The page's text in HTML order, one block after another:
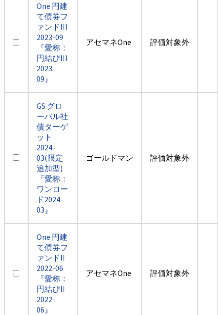
One 円建
て債券フ
ァンドIII
2023-09
『愛称：
円結びIII
2023-
09』
アセマネOne 評価対象外
GS グロ
ーバル社
債ターゲ
ット
2024-
03(限定
追加型)
『愛称：
ワンロー
ド2024-
03』
ゴールドマン 評価対象外
One 円建
て債券フ
ァンドII
2022-06
『愛称：
円結びII
2022-
06』
アセマネOne 評価対象外